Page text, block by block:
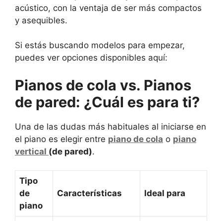
acústico, con la ventaja de ser más compactos
y asequibles.
Si estás buscando modelos para empezar,
puedes ver opciones disponibles aquí:
Pianos de cola vs. Pianos
de pared: ¿Cuál es para ti?
Una de las dudas más habituales al iniciarse en
el piano es elegir entre piano de cola o piano
vertical (de pared).
Tipo
de
piano
Características Ideal para